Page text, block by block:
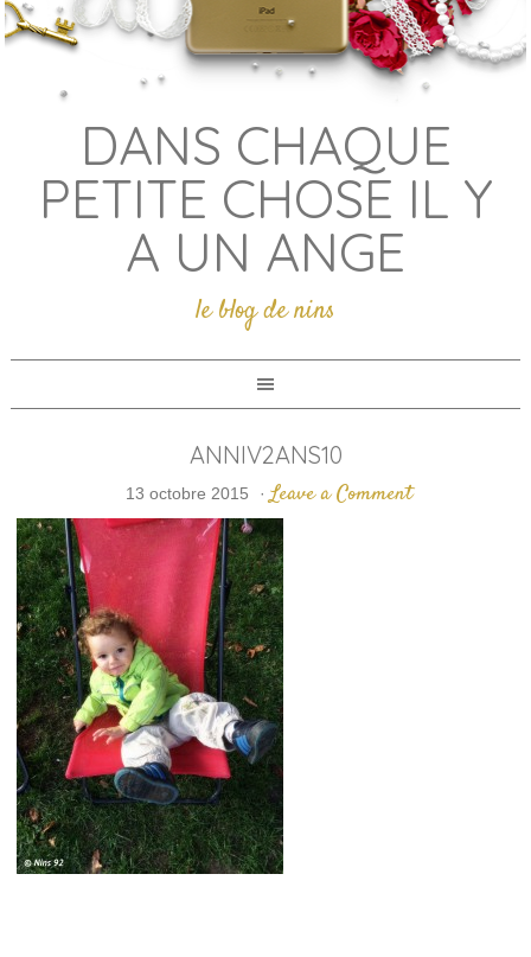
DANS CHAQUE
PETITE CHOSE IL Y
A UN ANGE
le blog de nins
ANNIV2ANS10
13 octobre 2015 · Leave a Comment